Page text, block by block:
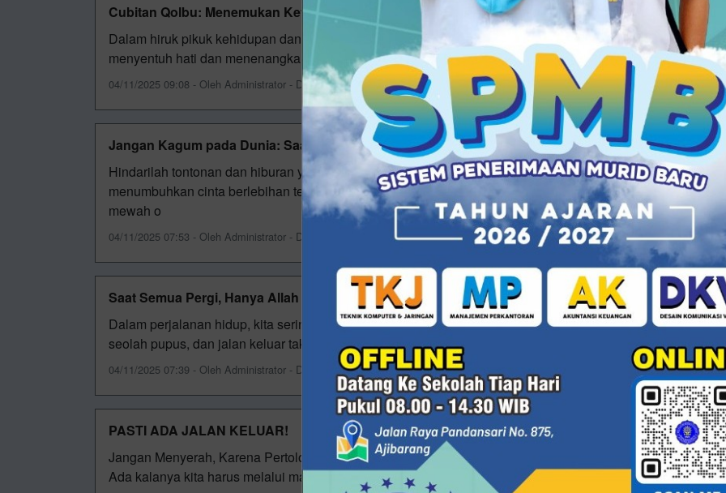
Cubitan Qolbu: Menemukan Ketenangan Saat Hati Bertemu Allah
Dalam hiruk pikuk kehidupan dan padatnya aktivitas sekolah, penting bagi kita untuk sesekali
menyentuh hati dan menenangkan jiwa. Melalui renungan berjudul “Cubitan Qolbu”,
04/11/2025 09:08 - Oleh Administrator - Dilihat 499 kali
Jangan Kagum pada Dunia: Saat Pandangan Salah, Hati Jadi Keras
Hindarilah tontonan dan hiburan yang menjadikan hati keras, memperbanyak angan-angan, serta
menumbuhkan cinta berlebihan terhadap dunia. Sering kali, kita kagum dengan kehidupan
mewah o
04/11/2025 07:53 - Oleh Administrator - Dilihat 428 kali
Saat Semua Pergi, Hanya Allah yang Tetap di Sini
Dalam perjalanan hidup, kita sering menemukan diri berada di titik paling rendah — saat harapan
seolah pupus, dan jalan keluar tak kunjung tampak. Di saat seperti itulah, bibir in
04/11/2025 07:39 - Oleh Administrator - Dilihat 387 kali
PASTI ADA JALAN KELUAR!
Jangan Menyerah, Karena Pertolongan Allah SWT Itu Nyata Hidup tidak selalu berjalan mulus.
Ada kalanya kita harus melalui masa-masa sulit—rezeki terasa sempit, ujian hidup datang